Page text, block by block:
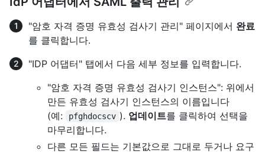
"암호 자격 증명 유효성 검사기 관리" 페이지에서 완료
를 클릭합니다.
"IDP 어댑터" 탭에서 다음 세부 정보를 입력합니다.
"암호 자격 증명 유효성 검사기 인스턴스": 위에서
만든 유효성 검사기 인스턴스의 이름입니다
(예:
pfghdocscv ). 업데이트를 클릭하여 선택을
마무리합니다.
다른 모든 필드는 기본값으로 그대로 두거나 요구